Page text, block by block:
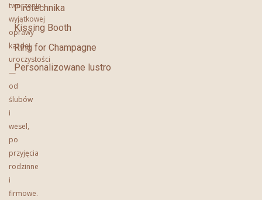
tworzenie
wyjątkowej
oprawy
każdej
uroczystości
—
od
ślubów
i
wesel,
po
przyjęcia
rodzinne
i
firmowe.
Pirotechnika
Kissing Booth
Ring for Champagne
Personalizowane lustro